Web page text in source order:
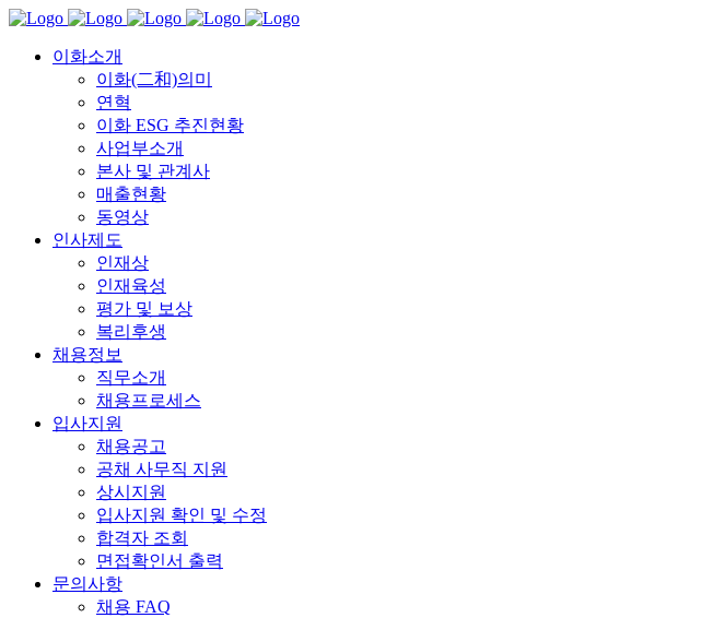
이화소개
이화(二和)의미
연혁
이화 ESG 추진현황
사업부소개
본사 및 관계사
매출현황
동영상
인사제도
인재상
인재육성
평가 및 보상
복리후생
채용정보
직무소개
채용프로세스
입사지원
채용공고
공채 사무직 지원
상시지원
입사지원 확인 및 수정
합격자 조회
면접확인서 출력
문의사항
채용 FAQ